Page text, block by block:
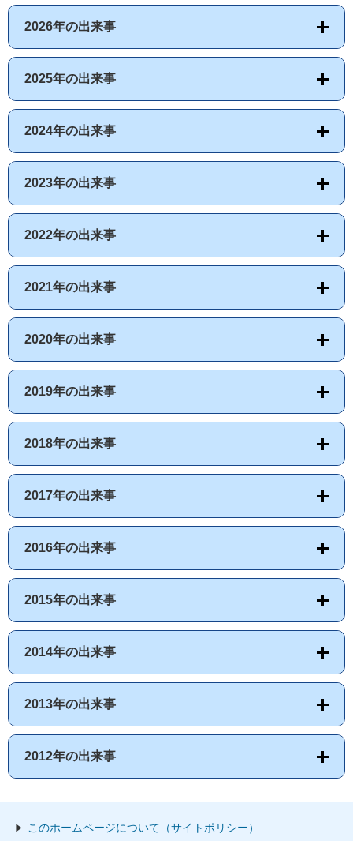
2026年の出来事
2025年の出来事
2024年の出来事
2023年の出来事
2022年の出来事
2021年の出来事
2020年の出来事
2019年の出来事
2018年の出来事
2017年の出来事
2016年の出来事
2015年の出来事
2014年の出来事
2013年の出来事
2012年の出来事
このホームページについて（サイトポリシー）